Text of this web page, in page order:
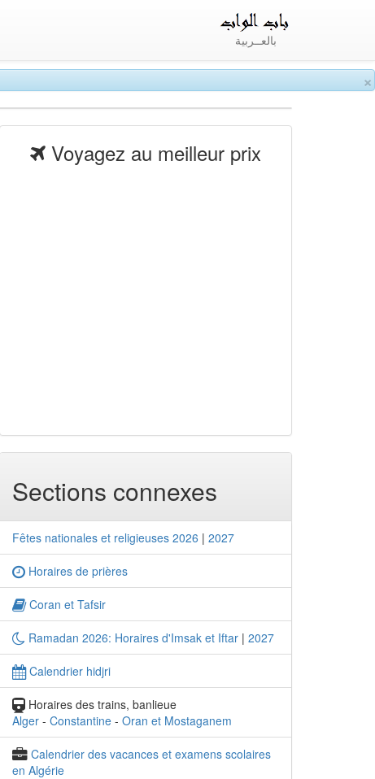
×
بالعــربية
Voyagez au meilleur prix
Sections connexes
Fêtes nationales et religieuses 2026 | 2027
Horaires de prières
Coran et Tafsir
Ramadan 2026: Horaires d'Imsak et Iftar | 2027
Calendrier hidjri
Horaires des trains, banlieue
Alger - Constantine - Oran et Mostaganem
Calendrier des vacances et examens scolaires
en Algérie